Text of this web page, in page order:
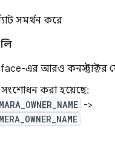
সমর্থন করে
এর আরও কনস্ট্রাক্টর
করা হয়েছে:
->